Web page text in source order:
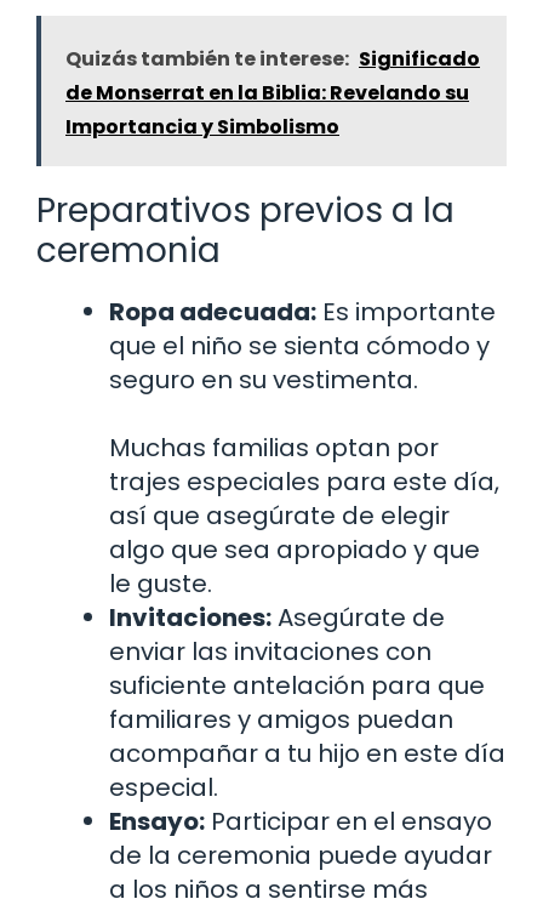
Quizás también te interese: Significado
de Monserrat en la Biblia: Revelando su
Importancia y Simbolismo
Preparativos previos a la
ceremonia
Ropa adecuada: Es importante
que el niño se sienta cómodo y
seguro en su vestimenta.
Muchas familias optan por
trajes especiales para este día,
así que asegúrate de elegir
algo que sea apropiado y que
le guste.
Invitaciones:Asegúrate de
enviar las invitaciones con
suficiente antelación para que
familiares y amigos puedan
acompañar a tu hijo en este día
especial.
Ensayo: Participar en el ensayo
de la ceremonia puede ayudar
a los niños a sentirse más